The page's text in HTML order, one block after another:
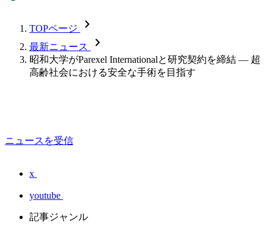
TOPページ chevron_forward
最新ニュース chevron_forward
昭和大学がParexel Internationalと研究契約を締結 ― 超
高齢社会における安全な手術を目指す
ニュースを受信
x
youtube
記事ジャンル